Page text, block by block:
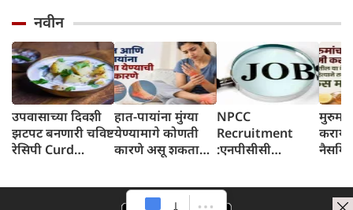
नवीन
उपवासाच्या दिवशी
झटपट बनणारी चविष्ट
रेसिपी Curd
हात-पायांना मुंग्या
येण्यामागे कोणती
कारणे असू शकतात?
NPCC
Recruitment
:एनपीसीसी
२६ पदांसाठी भरती,